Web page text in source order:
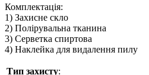
Комплектація:
1) Захисне скло
2) Полірувальна тканина
3) Серветка спиртова
4) Наклейка для видалення пилу
Тип захисту: